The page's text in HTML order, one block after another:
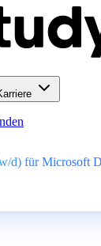
d) für Microsoft